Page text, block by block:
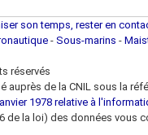
son temps, rester en
- Sous-marins -
réservés
de la CNIL sous la
1978 relative à
de la loi) des données vous